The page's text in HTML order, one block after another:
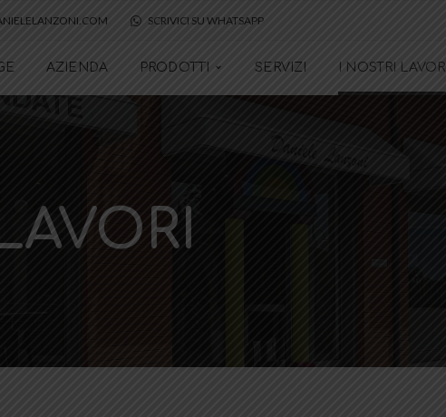
SCRIVICI SU WHATSAPP
AZIENDA PRODOTTI SERVIZI I NOSTRI LAVORI